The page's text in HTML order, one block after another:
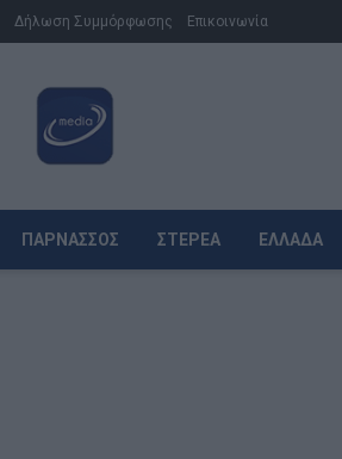
Δήλωση Συμμόρφωσης Επικοινωνία
ΠΑΡΝΑΣΣΌΣ ΣΤΕΡΕΆ ΕΛΛΆΔΑ